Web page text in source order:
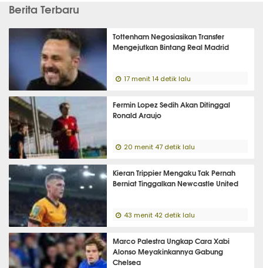
Berita Terbaru
Tottenham Negosiasikan Transfer
Mengejutkan Bintang Real Madrid
17 menit 14 detik lalu
Fermin Lopez Sedih Akan Ditinggal
Ronald Araujo
20 menit 47 detik lalu
Kieran Trippier Mengaku Tak Pernah
Berniat Tinggalkan Newcastle United
43 menit 42 detik lalu
Marco Palestra Ungkap Cara Xabi
Alonso Meyakinkannya Gabung
Chelsea